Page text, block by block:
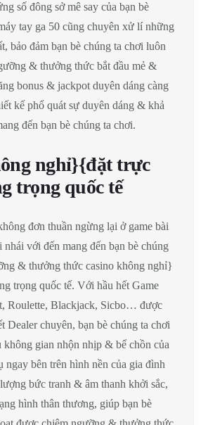
số đông sở mê say của bạn bè
tay ga 50 cũng chuyên xử lí những
bảo đảm bạn bè chúng ta chơi luôn
& thưởng thức bắt đầu mẻ &
bonus & jackpot duyên dáng càng
kế phổ quát sự duyên dáng & khả
đến bạn bè chúng ta chơi.
nghỉ}{đặt trực
trọng quốc tế
đơn thuần ngừng lại ở game bài
nhái với đến mang đến bạn bè chúng
& thưởng thức casino không nghỉ}
trọng quốc tế. Với hầu hết Game
Roulette, Blackjack, Sicbo… được
Dealer chuyên, bạn bè chúng ta chơi
không gian nhộn nhịp & bể chồn của
ngay bên trên hình nền của gia đình
bức tranh & âm thanh khởi sắc,
hình thân thương, giúp bạn bè